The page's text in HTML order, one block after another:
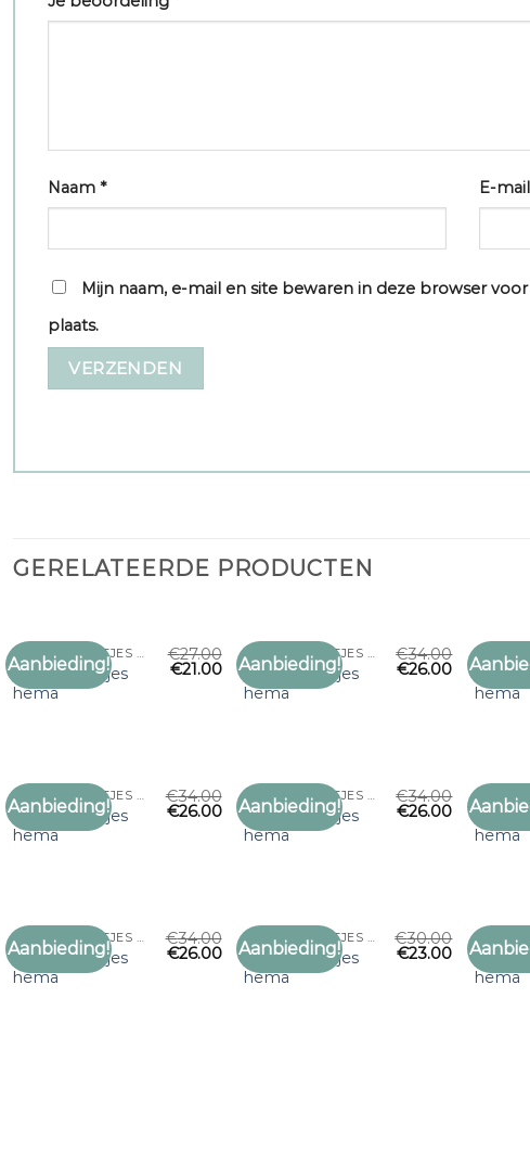
Naam * E-
Mijn naam, e-mail en site bewaren in deze browser
plaats.
GERELATEERDE PRODUCTEN
Aanbieding!
Toevoegen
DUNNE SJAALTJES HEMA
dunne sjaaltjes
hema
€27.00
€21.00 Aanbieding!
Toevoegen
DUNNE SJAALTJES HEMA
dunne sjaaltjes
hema
€34.00
€26.00
dunne
hema
Aanbieding!
Toevoegen
DUNNE SJAALTJES HEMA
dunne sjaaltjes
hema
€34.00
€26.00 Aanbieding!
Toevoegen
DUNNE SJAALTJES HEMA
dunne sjaaltjes
hema
€34.00
€26.00
dunne
hema
Aanbieding!
Toevoegen
DUNNE SJAALTJES HEMA
dunne sjaaltjes
hema
€34.00
€26.00 Aanbieding!
Toevoegen
DUNNE SJAALTJES HEMA
dunne sjaaltjes
hema
€30.00
€23.00
dunne
hema